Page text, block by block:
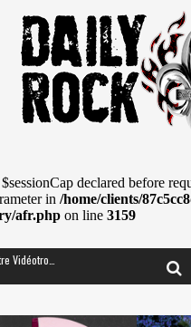
Journey et Toto au Centre Bell